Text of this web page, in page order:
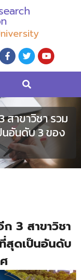
าขาวิชา รวม
นอันดับ 3 ของ
3 สาขาวิชา
สุดเป็นอันดับ